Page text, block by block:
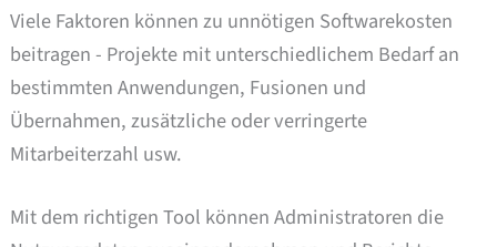
Viele Faktoren können zu unnötigen Softwarekosten
beitragen - Projekte mit unterschiedlichem Bedarf an
bestimmten Anwendungen, Fusionen und
Übernahmen, zusätzliche oder verringerte
Mitarbeiterzahl usw.
Mit dem richtigen Tool können Administratoren die